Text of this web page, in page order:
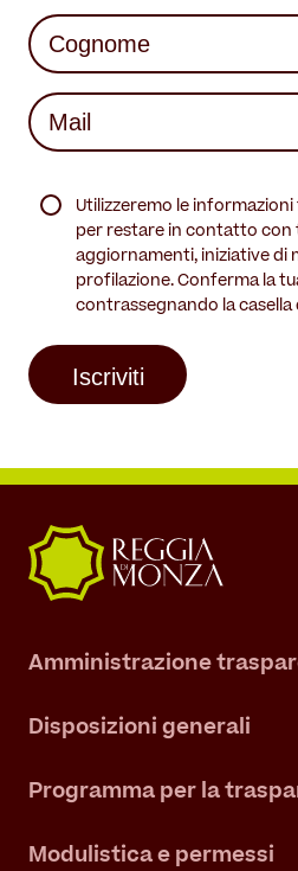
Last
Mail
(Required)
Utilizzeremo le
per restare in contatto con
aggiornamenti, iniziative di
profilazione. Conferma la
contrassegnando la casella
Amministrazione
Disposizioni generali
Programma per la
Modulistica e permessi